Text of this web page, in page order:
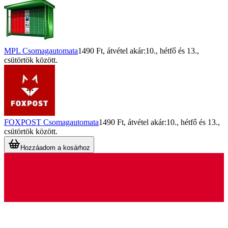
MPL Csomagautomata1490 Ft, átvétel akár:10., hétfő és 13.,
csütörtök között.
FOXPOST Csomagautomata1490 Ft, átvétel akár:10., hétfő és 13.,
csütörtök között.
Hozzáadom a kosárhoz